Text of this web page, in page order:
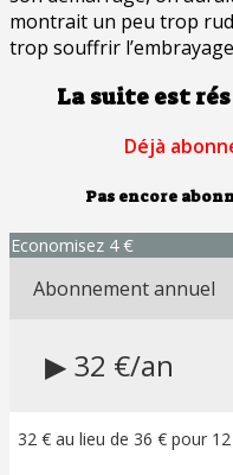
montrait un peu trop
trop souffrir
La suite est
Déjà
Pas encore
Economisez 4 €
Abonnement annuel
▶ 32 €/an
32 € au lieu de 36 € pour